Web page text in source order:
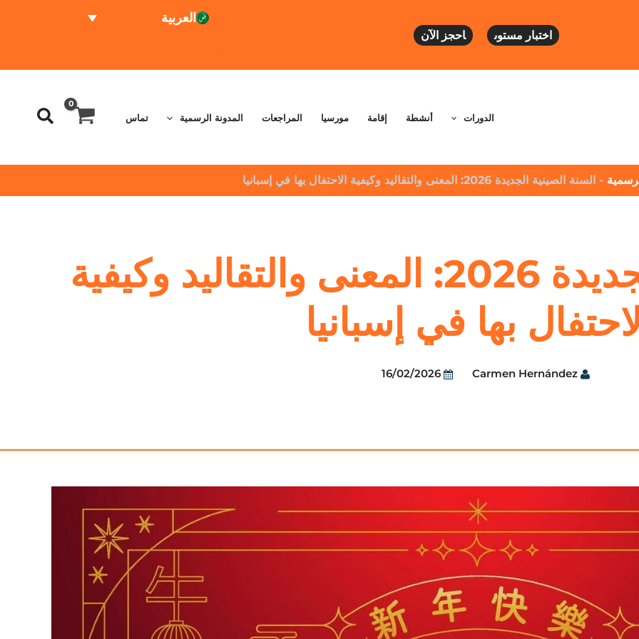
اختبار مستوى احجز الآن
العربية
الدورات أنشطة إقامة مورسيا المراجعات المدونة الرسمية تماس
- السنة الصينية الجديدة 2026: المعنى والتقاليد وكيفية الاحتفال بها في إسبانيا
السنة الصينية الجديدة 2026: المعنى والتقاليد وكيفية
بها في إسبانيا
Carmen Hernández
16/02/2026